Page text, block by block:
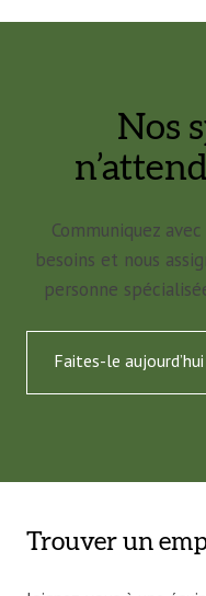
Nos
Communiquez
besoins et nous
personne
Faites-le aujourd’hui
Trouver un